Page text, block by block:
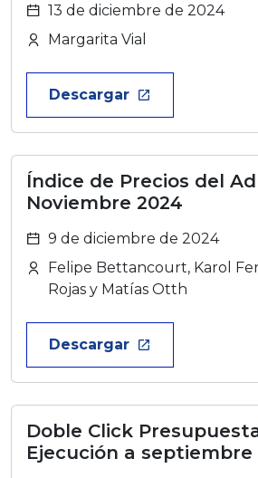
13 de diciembre de 2024
Margarita Vial
Descargar launch
Índice de Precios del
Noviembre 2024
9 de diciembre de 2024
Felipe Bettancourt, Karol
Rojas y Matías Otth
Descargar launch
Doble Click
Ejecución a septiembre